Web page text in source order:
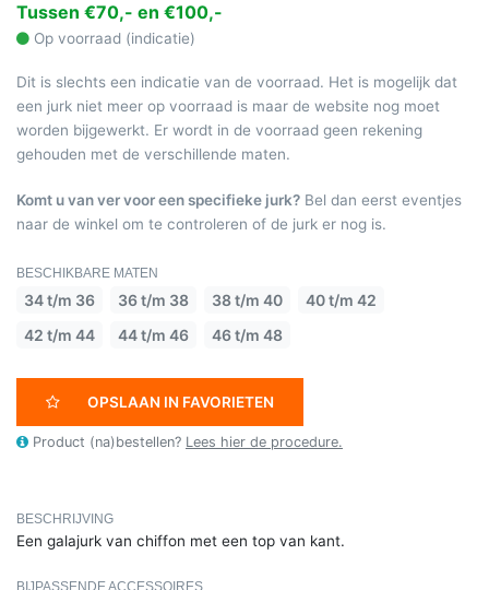
Tussen €70,- en €100,-
Op voorraad (indicatie)
Dit is slechts een indicatie van de voorraad. Het is mogelijk dat
een jurk niet meer op voorraad is maar de website nog moet
worden bijgewerkt. Er wordt in de voorraad geen rekening
gehouden met de verschillende maten.
Komt u van ver voor een specifieke jurk? Bel dan eerst eventjes
naar de winkel om te controleren of de jurk er nog is.
BESCHIKBARE MATEN
34 t/m 36 36 t/m 38 38 t/m 40
40 t/m 42
42 t/m 44
44 t/m 46 46 t/m 48
OPSLAAN IN FAVORIETEN
Product (na)bestellen? Lees hier de procedure.
BESCHRIJVING
Een galajurk van chiffon met een top van kant.
BIJPASSENDE ACCESSOIRES